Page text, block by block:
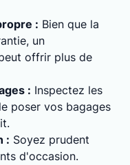
: Bien que la
un
offrir plus de
: Inspectez les
poser vos bagages
: Soyez prudent
d'occasion.